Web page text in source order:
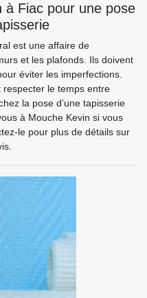
à Fiac pour une pose
est une affaire de
et les plafonds. Ils doivent
éviter les imperfections.
le temps entre
la pose d’une tapisserie
à Mouche Kevin si vous
le pour plus de détails sur